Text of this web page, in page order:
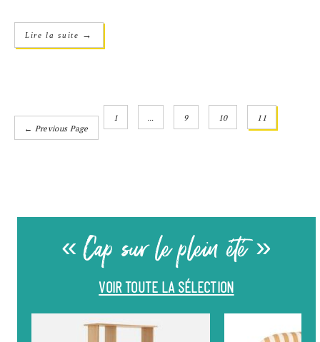
Lire la suite →
← Previous Page
1 9 10 11
« Cap sur le plein été »
VOIR TOUTE LA SÉLECTION